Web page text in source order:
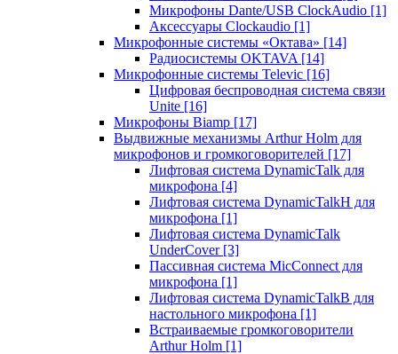
Микрофоны Dante/USB ClockAudio [1]
Аксессуары Clockaudio [1]
Микрофонные системы «Октава» [14]
Радиосистемы OKTAVA [14]
Микрофонные системы Televic [16]
Цифровая беспроводная система связи
Unite [16]
Микрофоны Biamp [17]
Выдвижные механизмы Arthur Holm для
микрофонов и громкоговорителей [17]
Лифтовая система DynamicTalk для
микрофона [4]
Лифтовая система DynamicTalkH для
микрофона [1]
Лифтовая система DynamicTalk
UnderCover [3]
Пассивная система MicConnect для
микрофона [1]
Лифтовая система DynamicTalkB для
настольного микрофона [1]
Встраиваемые громкоговорители
Arthur Holm [1]